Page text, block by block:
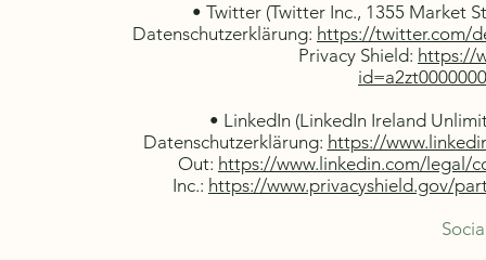
• Twitter (Twitter Inc., 1355 Market
Datenschutzerklärung: https://twitter.com/
Privacy Shield: https://
• LinkedIn (LinkedIn Ireland
Datenschutzerklärung: https://
Out: https://www.linkedin.com/legal/
Inc.: https://www.privacyshield.gov/